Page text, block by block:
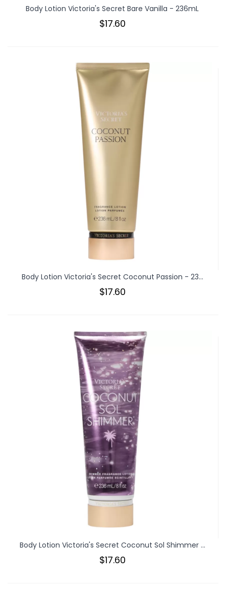
Body Lotion Victoria's Secret Bare Vanilla - 236mL
$17.60
Body Lotion Victoria's Secret Coconut Passion - 23...
$17.60
Body Lotion Victoria's Secret Coconut Sol Shimmer ...
$17.60